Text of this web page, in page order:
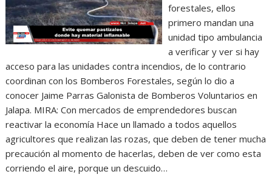
forestales, ellos
primero mandan una
unidad tipo ambulancia
a verificar y ver si hay
acceso para las unidades contra incendios, de lo contrario
coordinan con los Bomberos Forestales, según lo dio a
conocer Jaime Parras Galonista de Bomberos Voluntarios en
Jalapa. MIRA: Con mercados de emprendedores buscan
reactivar la economía Hace un llamado a todos aquellos
agricultores que realizan las rozas, que deben de tener mucha
precaución al momento de hacerlas, deben de ver como esta
corriendo el aire, porque un descuido…